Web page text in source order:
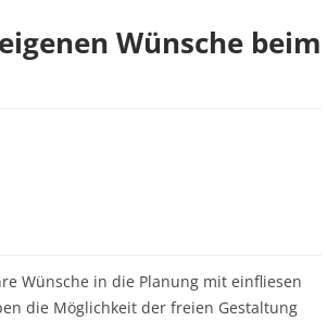
Wünsche beim
Wünsche in die Planung mit einfliesen
die Möglichkeit der freien Gestaltung